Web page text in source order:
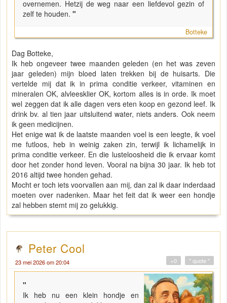
overnemen. Hetzij de weg naar een liefdevol gezin of
zelf te houden. "
Botteke
Dag Botteke,
Ik heb ongeveer twee maanden geleden (en het was zeven
jaar geleden) mijn bloed laten trekken bij de huisarts. Die
vertelde mij dat ik in prima conditie verkeer, vitaminen en
mineralen OK, alvleesklier OK, kortom alles is in orde. Ik moet
wel zeggen dat ik alle dagen vers eten koop en gezond leef. Ik
drink bv. al tien jaar uitsluitend water, niets anders. Ook neem
ik geen medicijnen.
Het enige wat ik de laatste maanden voel is een leegte, ik voel
me futloos, heb in weinig zaken zin, terwijl ik lichamelijk in
prima conditie verkeer. En die lusteloosheid die ik ervaar komt
door het zonder hond leven. Vooral na bijna 30 jaar. Ik heb tot
2016 altijd twee honden gehad.
Mocht er toch iets voorvallen aan mij, dan zal ik daar inderdaad
moeten over nadenken. Maar het feit dat ik weer een hondje
zal hebben stemt mij zo gelukkig.
Peter Cool
23 mei 2026 om 20:04 " quote "
+0
"
Ik heb nu een klein hondje en